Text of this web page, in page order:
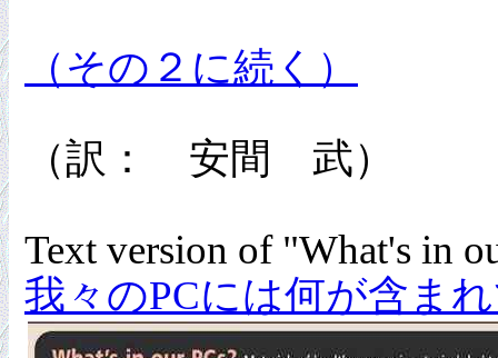
（その２に続く）
（訳： 安間 武）
Text version of "What's in
我々のPCには何が含ま